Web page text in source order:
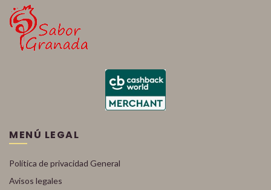
MENÚ LEGAL
Política de privacidad General
Avisos legales